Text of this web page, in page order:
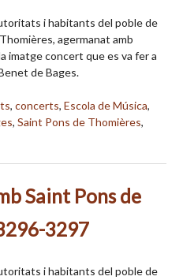
i habitants del poble de
agermanat amb
imatge concert que es va fer a
de Bages.
, concerts, Escola de Música,
, Saint Pons de Thomières,
Saint Pons de
3297
i habitants del poble de